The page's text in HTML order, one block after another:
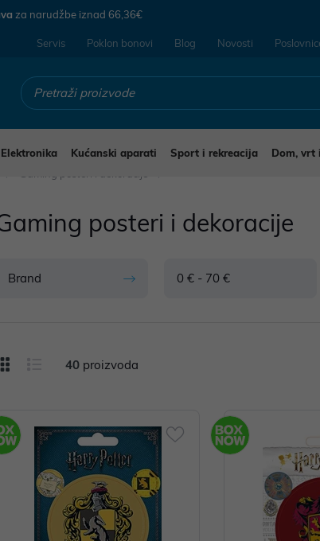
za narudžbe iznad 66,36€
Servis Poklon bonovi Blog Novosti
Elektronika Kućanski aparati Sport i rekreacija Dom, vrt
posteri i dekoracije
Brand 0 € - 70 €
40 proizvoda